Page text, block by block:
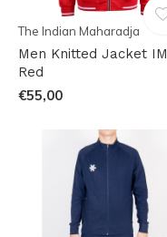
The Indian Maharadja
Men Knitted Jacket IM
Red
€55,00